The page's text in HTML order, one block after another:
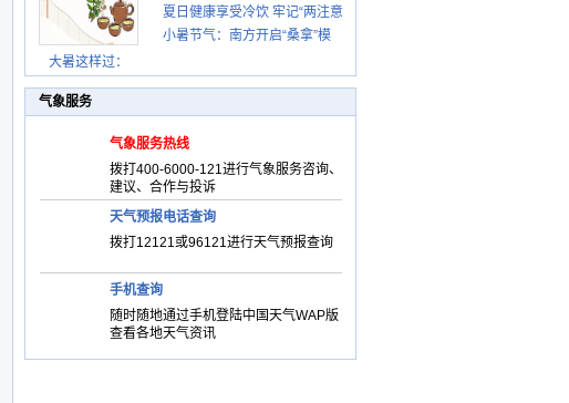
大暑这样过：
健身两不误
夏日健康享受冷饮 牢记“两注意
一控制”
小暑节气：南方开启“桑拿”模
气象服务
气象服务热线
拨打400-6000-121进行气象服务咨询、
建议、合作与投诉
天气预报电话查询
拨打12121或96121进行天气预报查询
手机查询
随时随地通过手机登陆中国天气WAP版
查看各地天气资讯